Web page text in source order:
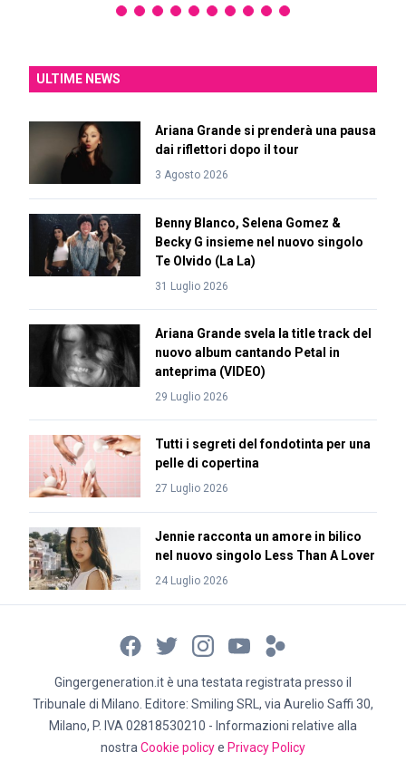
ULTIME NEWS
Ariana Grande si prenderà una pausa
dai riflettori dopo il tour
3 Agosto 2026
Benny Blanco, Selena Gomez &
Becky G insieme nel nuovo singolo
Te Olvido (La La)
31 Luglio 2026
Ariana Grande svela la title track del
nuovo album cantando Petal in
anteprima (VIDEO)
29 Luglio 2026
Tutti i segreti del fondotinta per una
pelle di copertina
27 Luglio 2026
Jennie racconta un amore in bilico
nel nuovo singolo Less Than A Lover
24 Luglio 2026
Gingergeneration.it è una testata registrata presso il
Tribunale di Milano. Editore: Smiling SRL, via Aurelio Saffi 30,
Milano, P. IVA 02818530210 - Informazioni relative alla
nostra Cookie policye Privacy Policy